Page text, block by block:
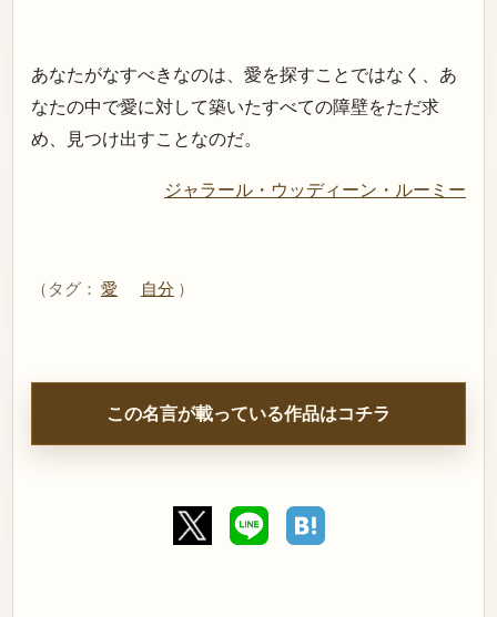
あなたがなすべきなのは、愛を探すことではなく、あ
なたの中で愛に対して築いたすべての障壁をただ求
め、見つけ出すことなのだ。
ジャラール・ウッディーン・ルーミー
（タグ： 愛 自分 ）
この名言が載っている作品はコチラ